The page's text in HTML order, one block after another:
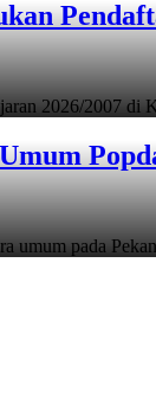
2026/2007 di
umum pada